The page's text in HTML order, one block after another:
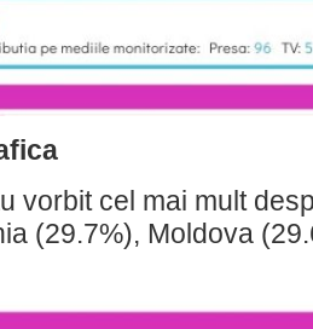
vorbit cel mai mult
(29.7%), Moldova